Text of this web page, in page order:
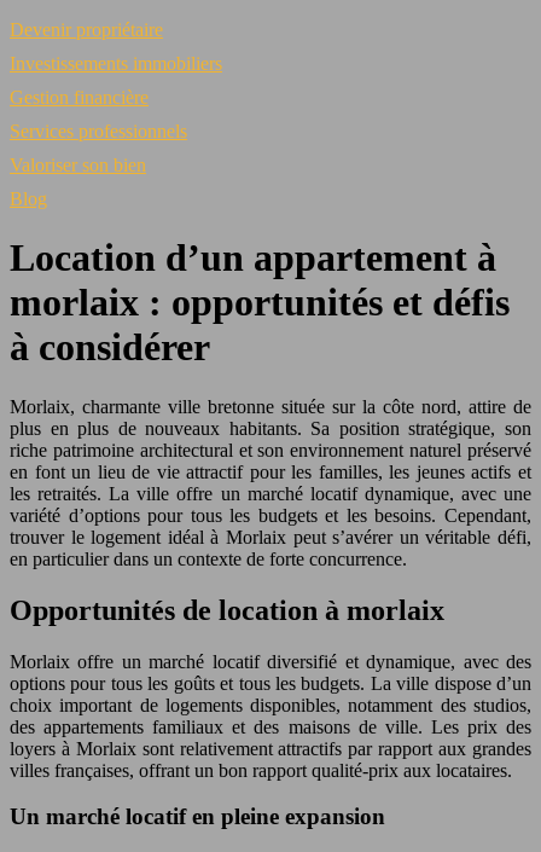
Devenir propriétaire
Investissements immobiliers
Gestion financière
Services professionnels
Valoriser son bien
Blog
Location d’un appartement à
morlaix : opportunités et défis
à considérer
Morlaix, charmante ville bretonne située sur la côte nord, attire de
plus en plus de nouveaux habitants. Sa position stratégique, son
riche patrimoine architectural et son environnement naturel préservé
en font un lieu de vie attractif pour les familles, les jeunes actifs et
les retraités. La ville offre un marché locatif dynamique, avec une
variété d’options pour tous les budgets et les besoins. Cependant,
trouver le logement idéal à Morlaix peut s’avérer un véritable défi,
en particulier dans un contexte de forte concurrence.
Opportunités de location à morlaix
Morlaix offre un marché locatif diversifié et dynamique, avec des
options pour tous les goûts et tous les budgets. La ville dispose d’un
choix important de logements disponibles, notamment des studios,
des appartements familiaux et des maisons de ville. Les prix des
loyers à Morlaix sont relativement attractifs par rapport aux grandes
villes françaises, offrant un bon rapport qualité-prix aux locataires.
Un marché locatif en pleine expansion